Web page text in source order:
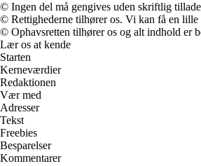
© Ingen del må gengives uden skriftlig
© Rettighederne tilhører os. Vi kan få en lille
© Ophavsretten tilhører os og alt indhold er
Lær os at kende
Starten
Kerneværdier
Redaktionen
Vær med
Adresser
Tekst
Freebies
Besparelser
Kommentarer